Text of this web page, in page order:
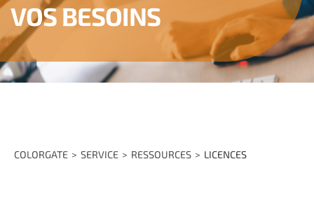
VOS BESOINS
COLORGATE SERVICE RESSOURCES LICENCES